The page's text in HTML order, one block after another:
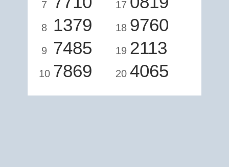
7
8 1379
9 7485
10 7869
17
18 9760
19 2113
20 4065